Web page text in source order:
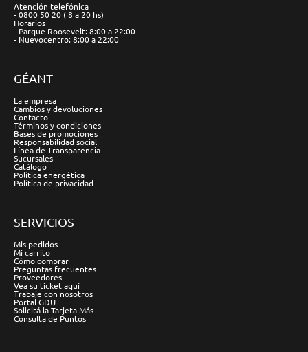
Atención telefónica
- 0800 50 20 ( 8 a 20 hs)
Horarios
- Parque Roosevelt: 8:00 a 22:00
- Nuevocentro: 8:00 a 22:00
GÉANT
La empresa
Cambios y devoluciones
Contacto
Términos y condiciones
Bases de promociones
Responsabilidad social
Línea de Transparencia
Sucursales
Catálogo
Política energética
Política de privacidad
SERVICIOS
Mis pedidos
Mi carrito
Cómo comprar
Preguntas frecuentes
Proveedores
Vea su ticket aquí
Trabaje con nosotros
Portal GDU
Solicitá la Tarjeta Más
Consulta de Puntos